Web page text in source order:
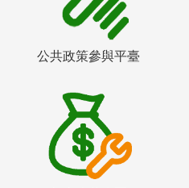
公共政策參與平臺